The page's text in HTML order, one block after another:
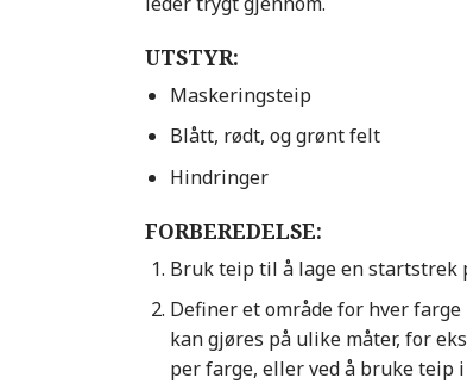
UTSTYR:
Maskeringsteip
Blått, rødt, og grønt felt
Hindringer
FORBEREDELSE:
Bruk teip til å lage en startstrek
Definer et område for hver
kan gjøres på ulike måter, for
per farge, eller ved å bruke